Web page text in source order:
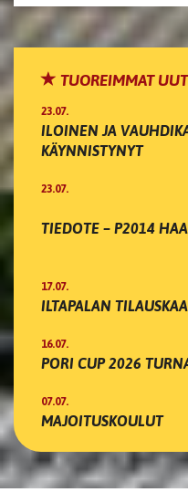
TUOREIMMAT
23.07.
ILOINEN JA
KÄYNNISTYNYT
23.07.
TIEDOTE – P2014
17.07.
ILTAPALAN
16.07.
PORI CUP 2026
07.07.
MAJOITUSKOULUT